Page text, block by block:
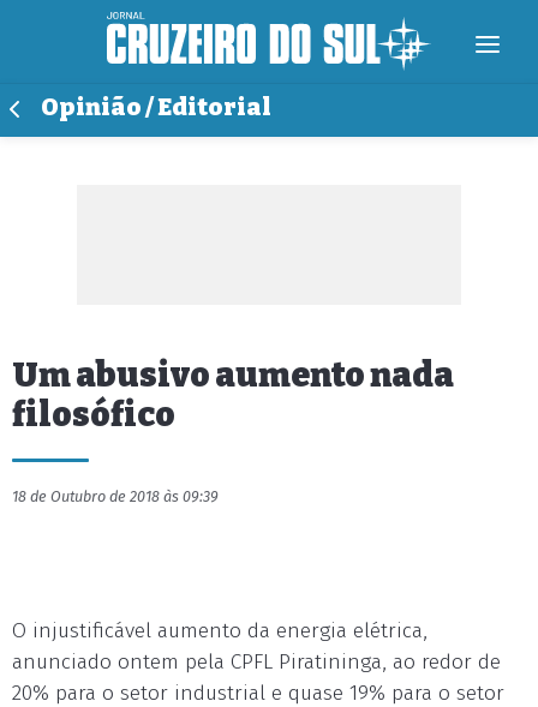
Opinião / Editorial
Um abusivo aumento nada
filosófico
18 de Outubro de 2018 às 09:39
O injustificável aumento da energia elétrica,
anunciado ontem pela CPFL Piratininga, ao redor de
20% para o setor industrial e quase 19% para o setor